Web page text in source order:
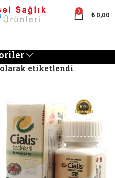
0 ₺0,00
olarak etiketlendi